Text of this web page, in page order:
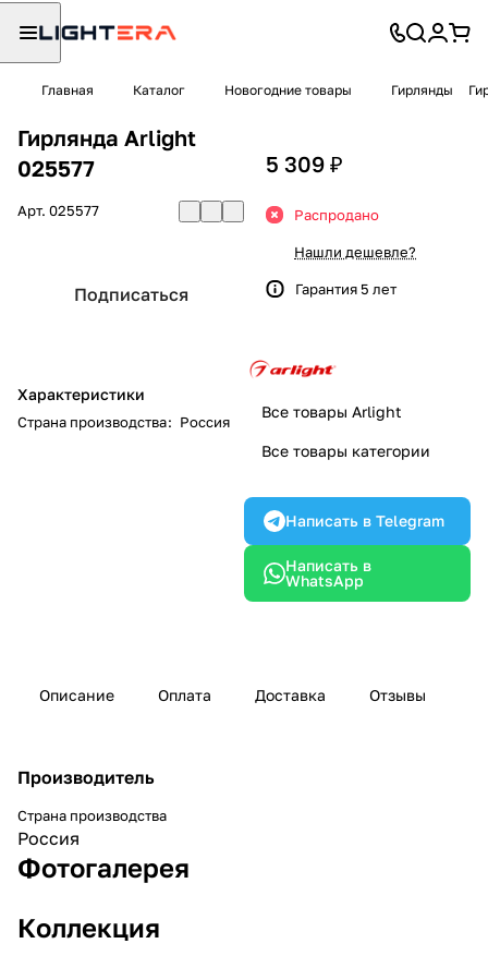
Главная Каталог Новогодние товары Гирлянды
Гирлянда Arlight
025577
Арт. 025577
Подписаться
Характеристики
Страна производства: Россия
5 309 ₽
Распродано
Нашли дешевле?
Гарантия 5 лет
Все товары Arlight
Все товары категории
Написать в Telegram
Написать в
WhatsApp
Описание Оплата Доставка Отзывы
Производитель
Страна производства
Россия
Фотогалерея
Коллекция